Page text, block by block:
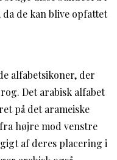
de kan blive opfattet
alfabetsikoner, der
Det arabisk alfabet
på det arameiske
højre mod venstre
af deres placering i